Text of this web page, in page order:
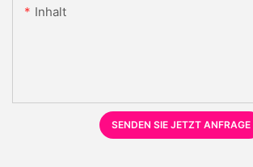
Inhalt
SENDEN SIE JETZT ANFRAGE